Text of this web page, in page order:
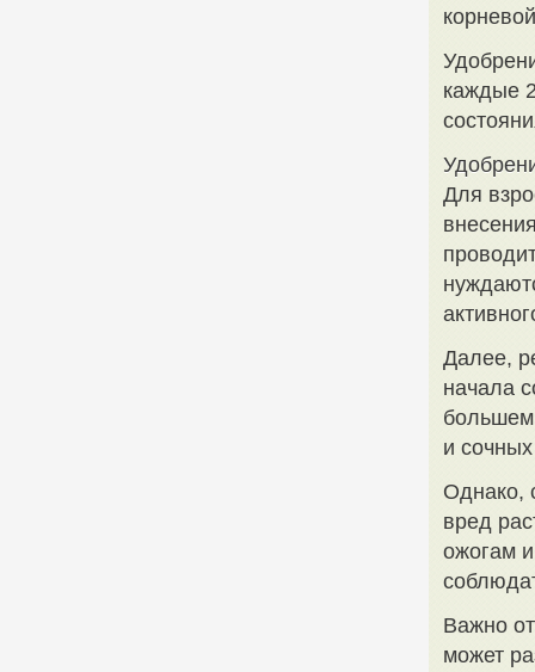
каждые
Для
Далее,
начала
большем
и
Однако,
вред
ожогам
Важно
может